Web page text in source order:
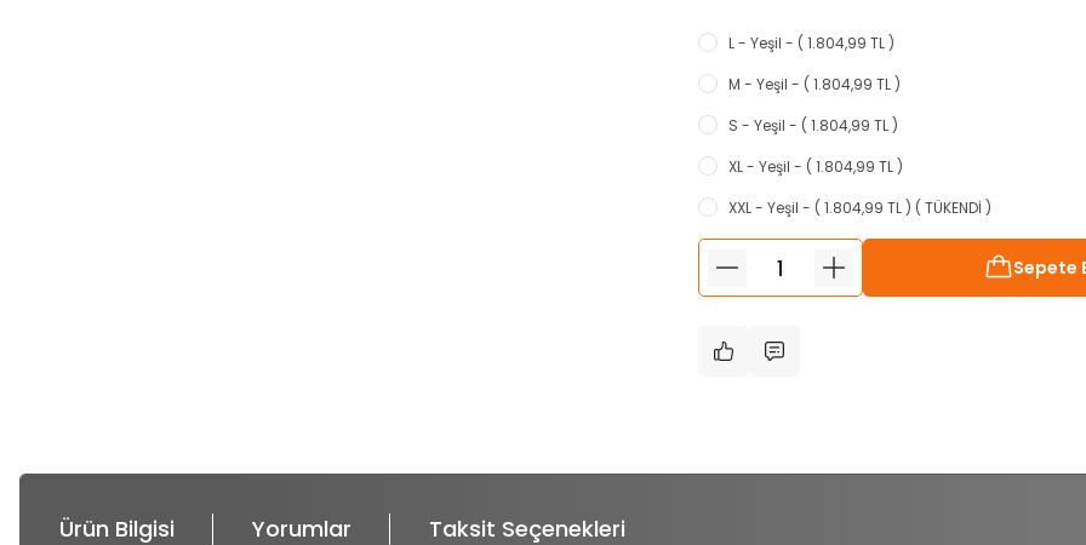
L - Yeşil - ( 1.804,99 TL )
M - Yeşil - ( 1.804,99 TL )
S - Yeşil - ( 1.804,99 TL )
XL - Yeşil - ( 1.804,99 TL )
XXL - Yeşil - ( 1.804,99 TL ) ( TÜKENDİ )
Sepete
Ürün Bilgisi Yorumlar Taksit Seçenekleri